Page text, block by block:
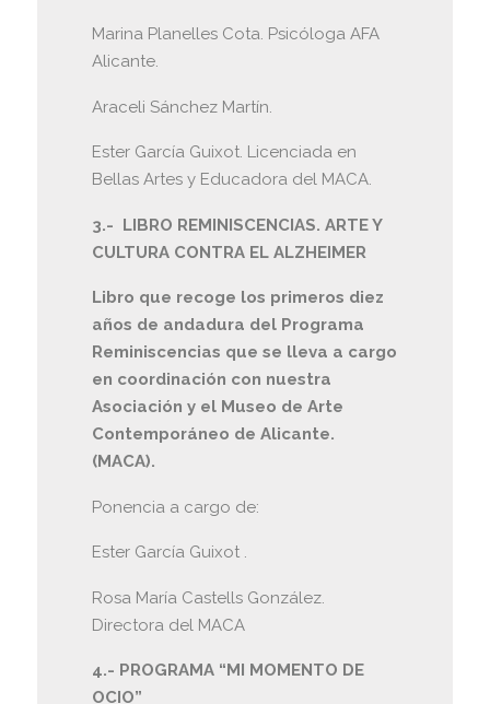
Marina Planelles Cota. Psicóloga AFA
Alicante.
Araceli Sánchez Martín.
Ester García Guixot. Licenciada en
Bellas Artes y Educadora del MACA.
3.- LIBRO REMINISCENCIAS. ARTE Y
CULTURA CONTRA EL ALZHEIMER
Libro que recoge los primeros diez
años de andadura del Programa
Reminiscencias que se lleva a cargo
en coordinación con nuestra
Asociación y el Museo de Arte
Contemporáneo de Alicante.
(MACA).
Ponencia a cargo de:
Ester García Guixot .
Rosa María Castells González.
Directora del MACA
4.- PROGRAMA “MI MOMENTO DE
OCIO”